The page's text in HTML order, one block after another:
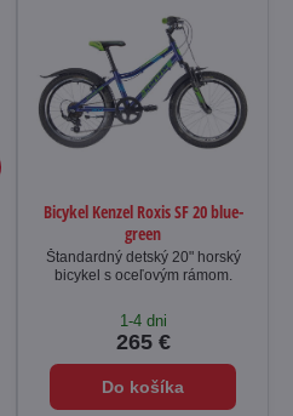
Bicykel Kenzel Roxis SF 20 blue-
green
Štandardný detský 20" horský
bicykel s oceľovým rámom.
1-4 dni
265 €
Do košíka